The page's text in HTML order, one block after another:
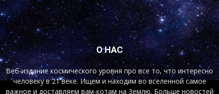
О НАС
Веб-издание космического уровня про все то, что интересно
человеку в 21 веке. Ищем и находим во вселенной самое
важное и доставляем вам-котам на Землю. Больше новостей